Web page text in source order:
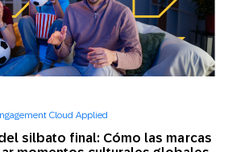
silbato final: Cómo las marcas
Cloud Applied